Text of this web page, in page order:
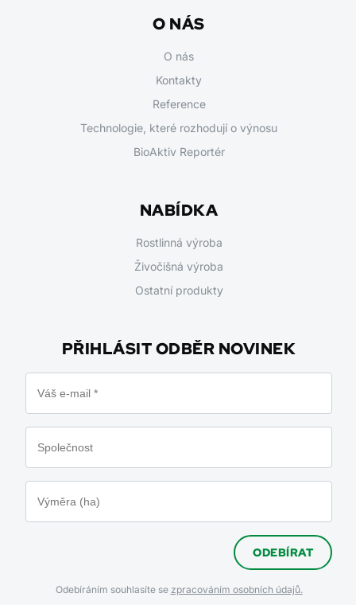
O NÁS
O nás
Kontakty
Reference
Technologie, které rozhodují o výnosu
BioAktiv Reportér
NABÍDKA
Rostlinná výroba
Živočišná výroba
Ostatní produkty
PŘIHLÁSIT ODBĚR NOVINEK
ODEBÍRAT
Odebíráním souhlasíte se zpracováním osobních údajů.